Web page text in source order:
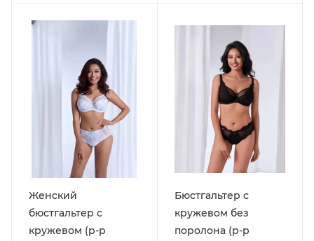
Женский
бюстгальтер с
кружевом (р-р
Бюстгальтер с
кружевом без
поролона (р-р